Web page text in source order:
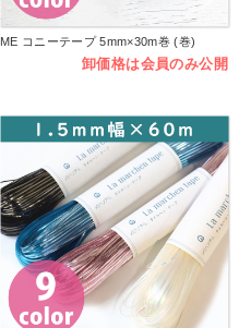
ME コニーテープ 5mm×30m巻 (巻)
卸価格は会員のみ公開